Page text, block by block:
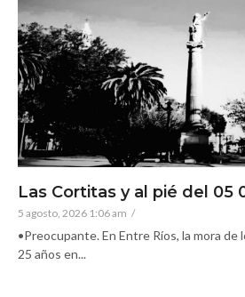
Las Cortitas y al pié del 05
5 agosto, 2026 1:06 am /
•Preocupante. En Entre Ríos, la mora
25 años en...